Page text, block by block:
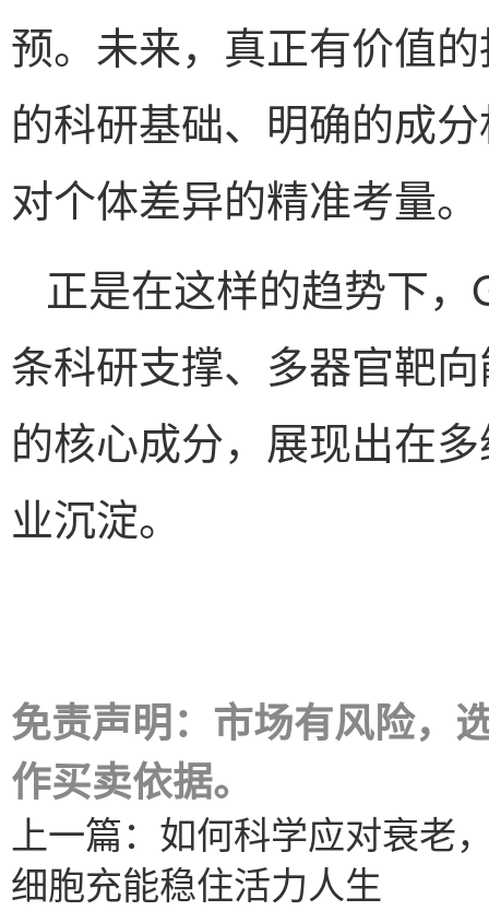
预。未来，真正有价值
的科研基础、明确的成
对个体差异的精准考量。
正是在这样的趋势下
条科研支撑、多器官靶
的核心成分，展现出在
业沉淀。
免责声明：市场有风险，
作买卖依据。
上一篇： 如何科学应对衰老
细胞充能稳住活力人生